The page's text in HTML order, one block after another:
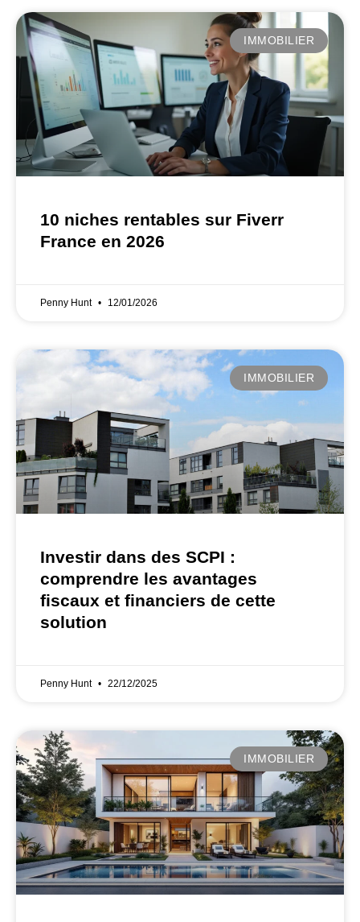
IMMOBILIER
10 niches rentables sur Fiverr
France en 2026
Penny Hunt 12/01/2026
IMMOBILIER
Investir dans des SCPI :
comprendre les avantages
fiscaux et financiers de cette
solution
Penny Hunt 22/12/2025
IMMOBILIER